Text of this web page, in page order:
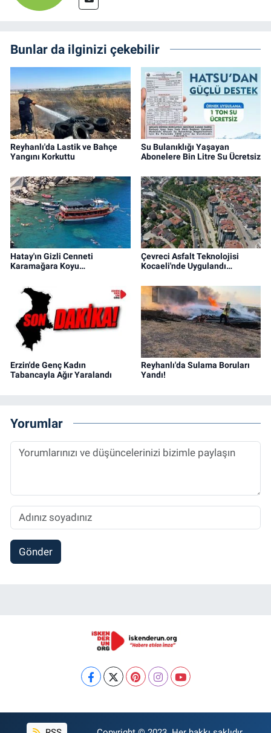
Bunlar da ilginizi çekebilir
Reyhanlı'da Lastik ve Bahçe
Yangını Korkuttu
Su Bulanıklığı Yaşayan
Abonelere Bin Litre Su Ücretsiz
Hatay'ın Gizli Cenneti
Karamağara Koyu…
Çevreci Asfalt Teknolojisi
Kocaeli'nde Uygulandı…
Erzin'de Genç Kadın
Tabancayla Ağır Yaralandı
Reyhanlı'da Sulama Boruları
Yandı!
Yorumlar
Gönder